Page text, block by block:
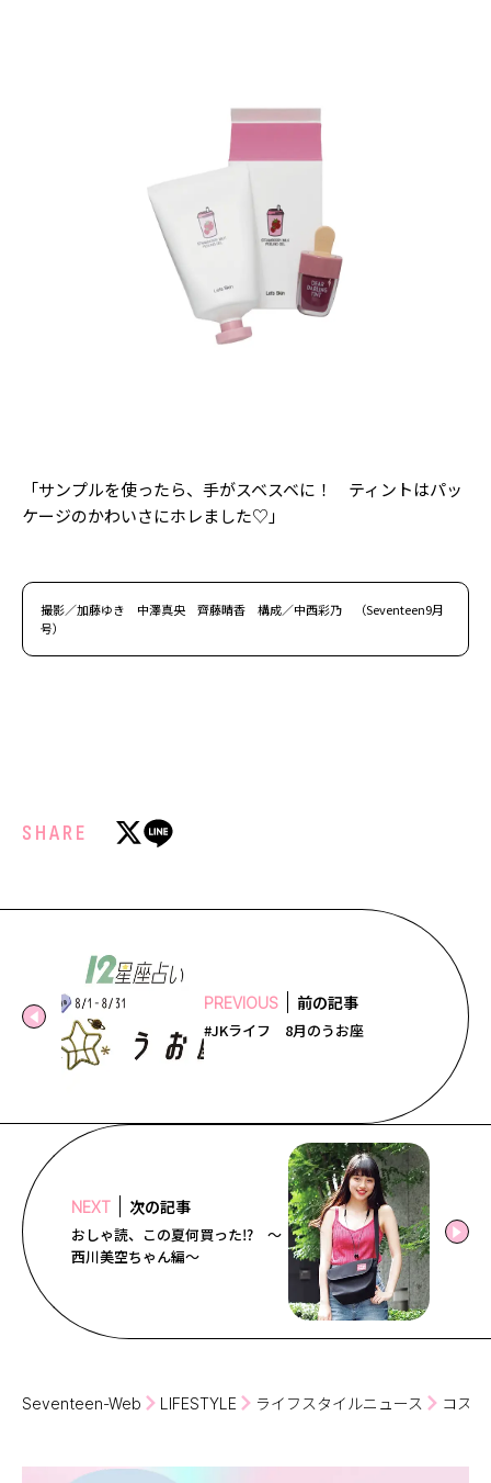
「サンプルを使ったら、手がスベスベに！ ティントはパッ
ケージのかわいさにホレました♡」
撮影／加藤ゆき 中澤真央 齊藤晴香 構成／中西彩乃 （Seventeen9月
号）
SHARE
PREVIOUS 前の記事
#JKライフ 8月のうお座
NEXT 次の記事
おしゃ読、この夏何買った⁉ ～
西川美空ちゃん編～
Seventeen-Web LIFESTYLE ライフスタイルニュース コス